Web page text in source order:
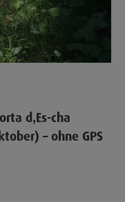
d‚Es-cha
– ohne GPS